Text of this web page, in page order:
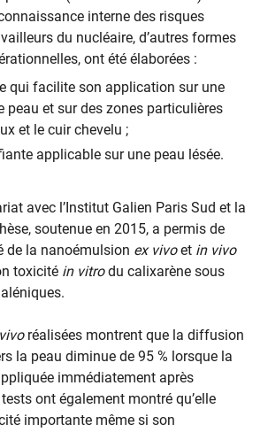
interne des risques
du nucléaire, d’autres formes
ont été élaborées :
qui facilite son application sur une
peau et sur des zones particulières
et le cuir chevelu ;
applicable sur une peau lésée.
avec l’Institut Galien Paris Sud et la
soutenue en 2015, a permis de
de la nanoémulsion ex vivoet in vivo
toxicité in vitrodu calixarène sous
réalisées montrent que la diffusion
la peau diminue de 95 % lorsque la
immédiatement après
ont également montré qu’elle
importante même si son